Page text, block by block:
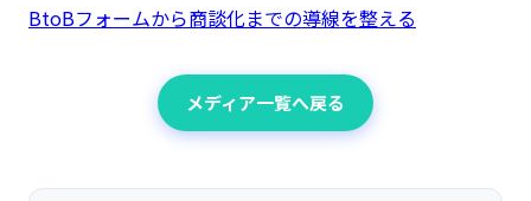
BtoBフォームから商談化までの導線を整える
メディア一覧へ戻る